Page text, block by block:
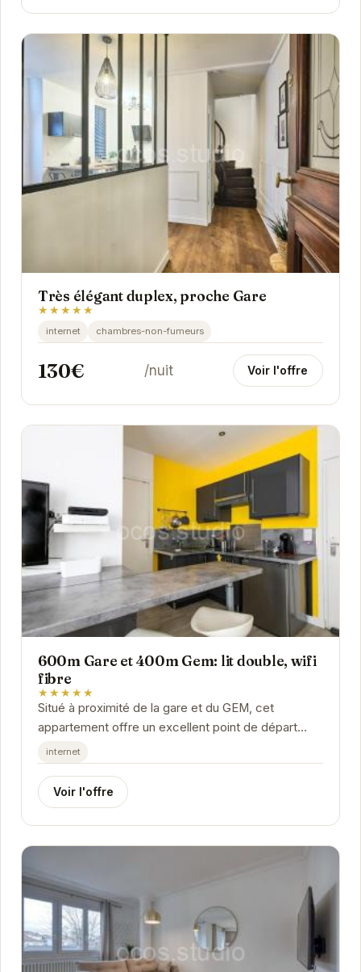
Très élégant duplex, proche Gare
★★★★★
internet chambres-non-fumeurs
130€ /nuit Voir l'offre
600m Gare et 400m Gem: lit double, wifi
fibre
★★★★★
Situé à proximité de la gare et du GEM, cet
appartement offre un excellent point de départ
pour explorer Grenoble. Avec un lit double
confortable...
internet
Voir l'offre